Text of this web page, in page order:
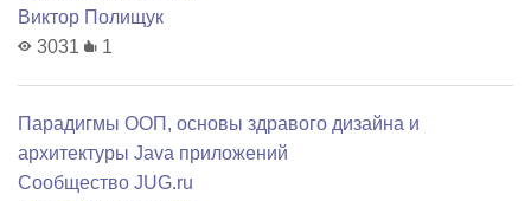
Виктор Полищук
3031
1
Парадигмы ООП, основы здравого дизайна и
архитектуры Java приложений
Сообщество JUG.ru